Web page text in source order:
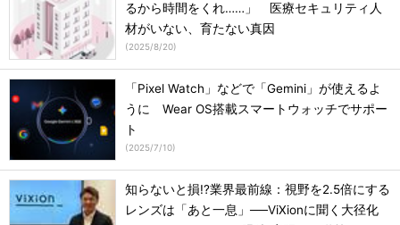
るから時間をくれ……」 医療セキュリティ人
材がいない、育たない真因
(2025/8/20)
「Pixel Watch」などで「Gemini」が使えるよ
うに Wear OS搭載スマートウォッチでサポー
ト
(2025/7/10)
知らないと損!?業界最前線：視野を2.5倍にする
レンズは「あと一息」──ViXionに聞く大径化